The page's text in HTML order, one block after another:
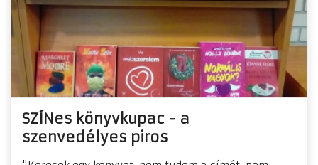
SZÍNes könyvkupac - a
szenvedélyes piros